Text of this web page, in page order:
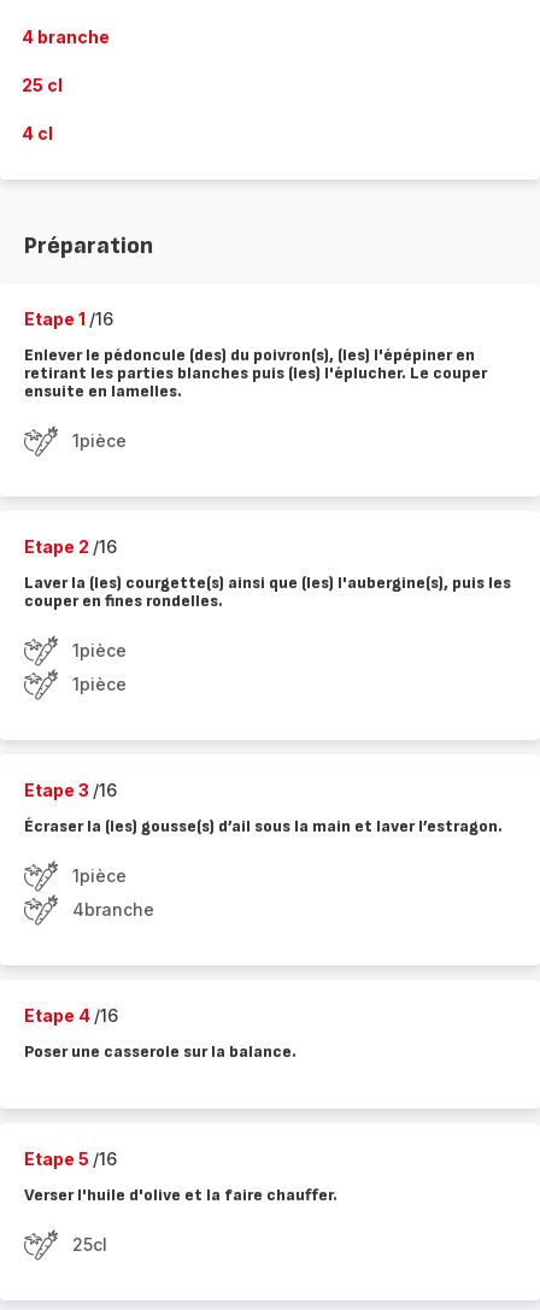
4 branche
25 cl
4 cl
Préparation
Etape 1 /16
Enlever le pédoncule (des) du poivron(s), (les) l'épépiner en
retirant les parties blanches puis (les) l'éplucher. Le couper
ensuite en lamelles.
1pièce
Etape 2 /16
Laver la (les) courgette(s) ainsi que (les) l'aubergine(s), puis les
couper en fines rondelles.
1pièce
1pièce
Etape 3 /16
Écraser la (les) gousse(s) d’ail sous la main et laver l’estragon.
1pièce
4branche
Etape 4 /16
Poser une casserole sur la balance.
Etape 5 /16
Verser l'huile d'olive et la faire chauffer.
25cl